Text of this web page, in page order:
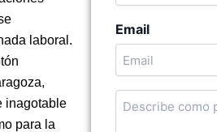
laboral.
inagotable
para la
Email
Cuentanos
en